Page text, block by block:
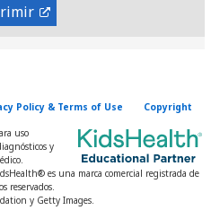
Policy & Terms of Use Copyright
uso
y
es una marca comercial registrada de
reservados.
y Getty Images.